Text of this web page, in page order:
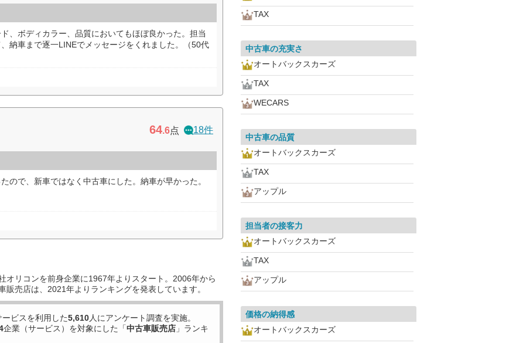
、ボディカラー、品質においてもほぼ良かった。担当
納車まで逐一LINEでメッセージをくれました。（50代
64.6点 18件
ので、新車ではなく中古車にした。納車が早かった。
オリコンを前身企業に1967年よりスタート。2006年から
販売店は、2021年よりランキングを発表しています。
ビスを利用した5,610人にアンケート調査を実施。
企業（サービス）を対象にした「中古車販売店 」ランキ
TAX
中古車の充実さ
オートバックスカーズ
TAX
WECARS
中古車の品質
オートバックスカーズ
TAX
アップル
担当者の接客力
オートバックスカーズ
TAX
アップル
価格の納得感
オートバックスカーズ